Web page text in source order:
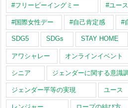
#フリービーイングミー #ユー
#国際女性デー #自己肯定感 #
SDG5 SDGs STAY HOME
アワシャレー オンラインイベント
シニア ジェンダーに関する意識
ジェンダー平等の実現 ユース